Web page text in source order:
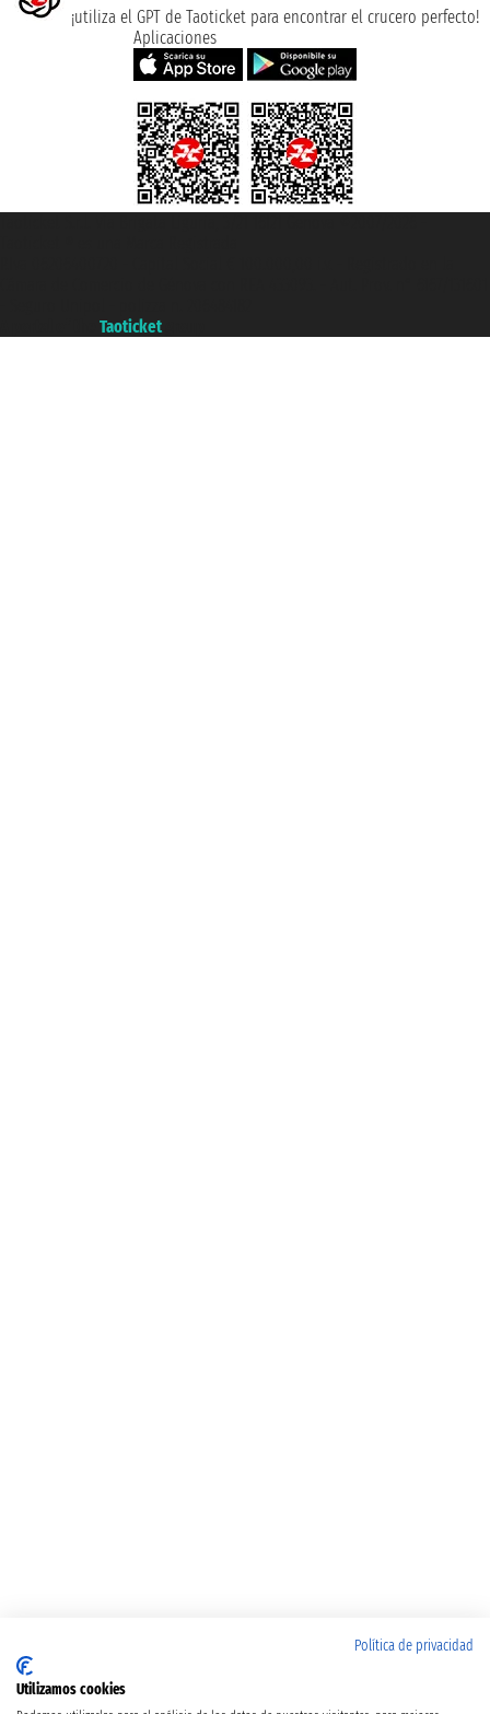
¡utiliza el GPT de Taoticket para encontrar el crucero perfecto!
Aplicaciones
Taoticket
Política de privacidad
Utilizamos cookies